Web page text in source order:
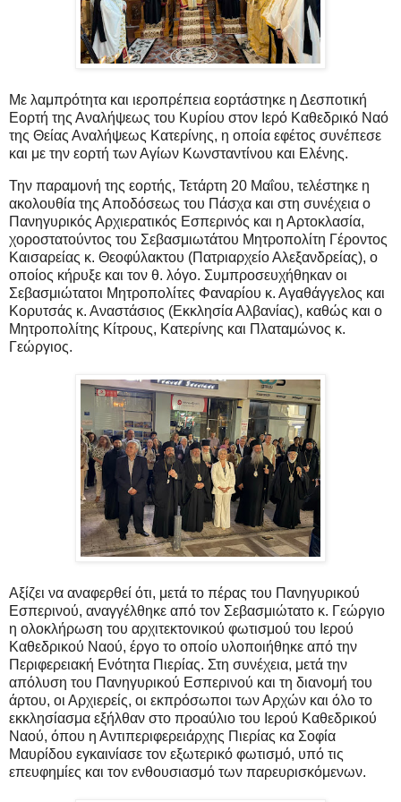
Με λαμπρότητα και ιεροπρέπεια εορτάστηκε η Δεσποτική
Εορτή της Αναλήψεως του Κυρίου στον Ιερό Καθεδρικό Ναό
της Θείας Αναλήψεως Κατερίνης, η οποία εφέτος συνέπεσε
και με την εορτή των Αγίων Κωνσταντίνου και Ελένης.
Την παραμονή της εορτής, Τετάρτη 20 Μαΐου, τελέστηκε η
ακολουθία της Αποδόσεως του Πάσχα και στη συνέχεια ο
Πανηγυρικός Αρχιερατικός Εσπερινός και η Αρτοκλασία,
χοροστατούντος του Σεβασμιωτάτου Μητροπολίτη Γέροντος
Καισαρείας κ. Θεοφύλακτου (Πατριαρχείο Αλεξανδρείας), ο
οποίος κήρυξε και τον θ. λόγο. Συμπροσευχήθηκαν οι
Σεβασμιώτατοι Μητροπολίτες Φαναρίου κ. Αγαθάγγελος και
Κορυτσάς κ. Αναστάσιος (Εκκλησία Αλβανίας), καθώς και ο
Μητροπολίτης Κίτρους, Κατερίνης και Πλαταμώνος κ.
Γεώργιος.
Αξίζει να αναφερθεί ότι, μετά το πέρας του Πανηγυρικού
Εσπερινού, αναγγέλθηκε από τον Σεβασμιώτατο κ. Γεώργιο
η ολοκλήρωση του αρχιτεκτονικού φωτισμού του Ιερού
Καθεδρικού Ναού, έργο το οποίο υλοποιήθηκε από την
Περιφερειακή Ενότητα Πιερίας. Στη συνέχεια, μετά την
απόλυση του Πανηγυρικού Εσπερινού και τη διανομή του
άρτου, οι Αρχιερείς, οι εκπρόσωποι των Αρχών και όλο το
εκκλησίασμα εξήλθαν στο προαύλιο του Ιερού Καθεδρικού
Ναού, όπου η Αντιπεριφερειάρχης Πιερίας κα Σοφία
Μαυρίδου εγκαινίασε τον εξωτερικό φωτισμό, υπό τις
επευφημίες και τον ενθουσιασμό των παρευρισκόμενων.